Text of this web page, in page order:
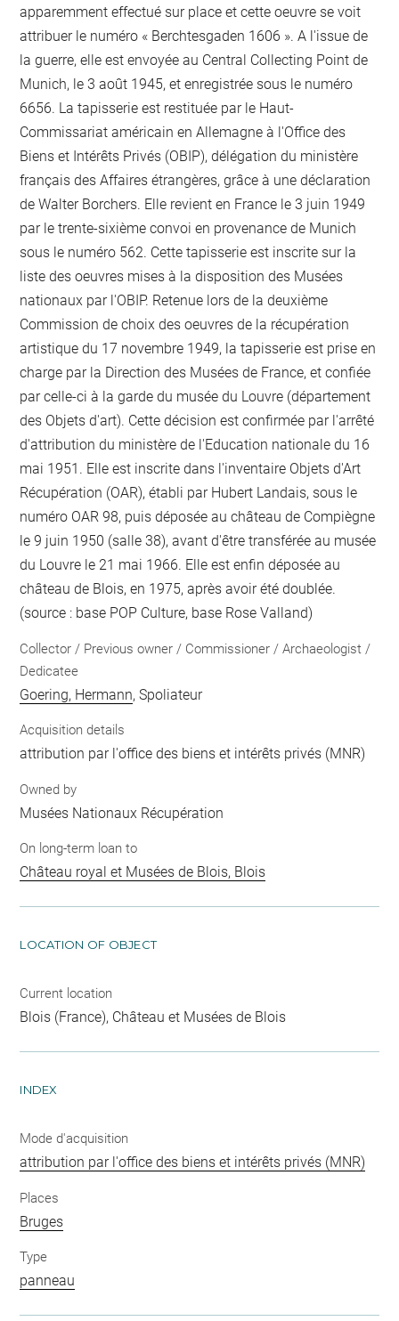
apparemment effectué sur place et cette oeuvre se voit
attribuer le numéro « Berchtesgaden 1606 ». A l'issue de
la guerre, elle est envoyée au Central Collecting Point de
Munich, le 3 août 1945, et enregistrée sous le numéro
6656. La tapisserie est restituée par le Haut-
Commissariat américain en Allemagne à l'Office des
Biens et Intérêts Privés (OBIP), délégation du ministère
français des Affaires étrangères, grâce à une déclaration
de Walter Borchers. Elle revient en France le 3 juin 1949
par le trente-sixième convoi en provenance de Munich
sous le numéro 562. Cette tapisserie est inscrite sur la
liste des oeuvres mises à la disposition des Musées
nationaux par l'OBIP. Retenue lors de la deuxième
Commission de choix des oeuvres de la récupération
artistique du 17 novembre 1949, la tapisserie est prise en
charge par la Direction des Musées de France, et confiée
par celle-ci à la garde du musée du Louvre (département
des Objets d'art). Cette décision est confirmée par l'arrêté
d'attribution du ministère de l'Education nationale du 16
mai 1951. Elle est inscrite dans l'inventaire Objets d'Art
Récupération (OAR), établi par Hubert Landais, sous le
numéro OAR 98, puis déposée au château de Compiègne
le 9 juin 1950 (salle 38), avant d'être transférée au musée
du Louvre le 21 mai 1966. Elle est enfin déposée au
château de Blois, en 1975, après avoir été doublée.
(source : base POP Culture, base Rose Valland)
Collector / Previous owner / Commissioner / Archaeologist /
Dedicatee
Goering, Hermann, Spoliateur
Acquisition details
attribution par l'office des biens et intérêts privés (MNR)
Owned by
Musées Nationaux Récupération
On long-term loan to
Château royal et Musées de Blois, Blois
LOCATION OF OBJECT
Current location
Blois (France), Château et Musées de Blois
INDEX
Mode d'acquisition
attribution par l'office des biens et intérêts privés (MNR)
Places
Bruges
Type
panneau